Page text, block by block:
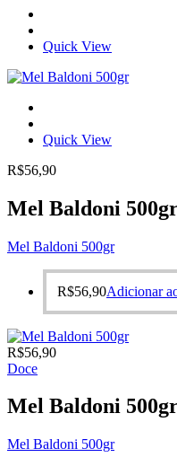
Quick View
Quick View
R$56,90
Mel Baldoni
Mel Baldoni 500gr
R$56,90Adicionar
R$56,90
Doce
Mel Baldoni
Mel Baldoni 500gr